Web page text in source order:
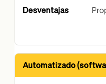
Automatizado